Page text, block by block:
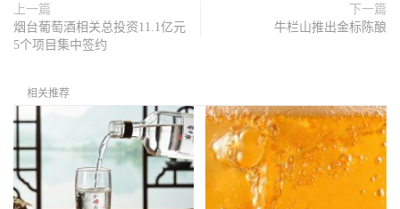
上一篇
烟台葡萄酒相关总投资11.1亿元
5个项目集中签约
下一篇
牛栏山推出金标陈酿
相关推荐